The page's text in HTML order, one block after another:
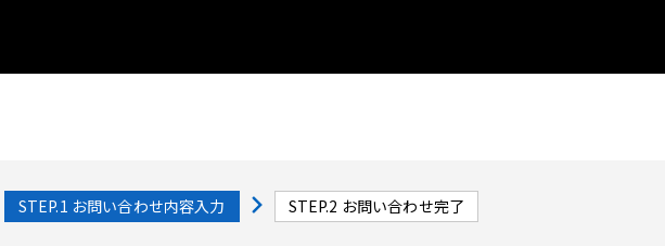
STEP.1 お問い合わせ内容入力 STEP.2 お問い合わせ完了